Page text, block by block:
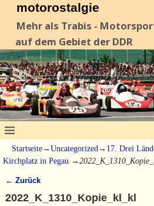
motorostalgie
Mehr als Trabis -
auf dem Gebiet der DDR
Startseite→ Uncategorized → 17. Drei
Kirchplatz in Pegau →
← Zurück
2022_K_1310_Kopie_kl_kl